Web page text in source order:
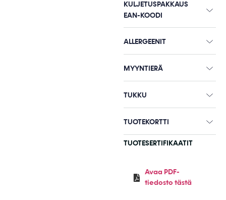
KULJETUSPAKKAUS
EAN-KOODI
ALLERGEENIT
MYYNTIERÄ
TUKKU
TUOTEKORTTI
TUOTESERTIFIKAATIT
Avaa PDF-
tiedosto tästä